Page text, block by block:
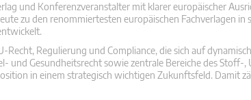
und Konferenzveranstalter mit klarer europäischer
zu den renommiertesten europäischen Fachverlagen
Regulierung und Compliance, die sich auf
und Gesundheitsrecht sowie zentrale Bereiche des
in einem strategisch wichtigen Zukunftsfeld. Damit